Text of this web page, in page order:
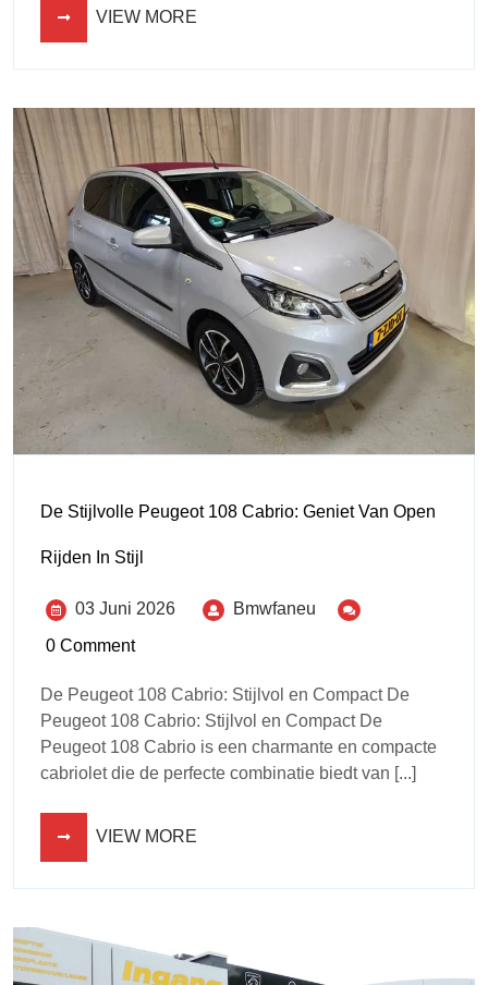
VIEW MORE
De Stijlvolle Peugeot 108 Cabrio: Geniet Van Open
Rijden In Stijl
03 Juni 2026
Bmwfaneu
0 Comment
De Peugeot 108 Cabrio: Stijlvol en Compact De
Peugeot 108 Cabrio: Stijlvol en Compact De
Peugeot 108 Cabrio is een charmante en compacte
cabriolet die de perfecte combinatie biedt van [...]
VIEW MORE